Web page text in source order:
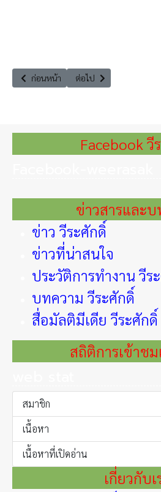
เนื้อหาก่อนหน้า: โครงการ "ฟื้นฟูชุมชน บรร
ก่อนหน้า เนื้อหาถัดไป: บรรยายจั
ต่อไป
Facebook วี
ข่าวสารและ
ข่าว วีระศักดิ์
ข่าวที่น่าสนใจ
ประวัติการทำงาน วีร
บทความ วีระศักดิ์
สื่อมัลติมีเดีย วีระศักดิ์
สถิติการเข้าช
สมาชิก
เนื้อหา
เนื้อหาที่เปิดอ่าน
เกี่ยวกับเ